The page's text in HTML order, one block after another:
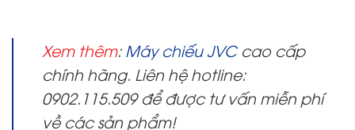
Xem thêm: Máy chiếu JVCcao cấp
chính hãng. Liên hệ hotline:
0902.115.509 để được tư vấn miễn phí
về các sản phẩm!